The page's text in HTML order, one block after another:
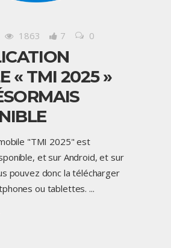
1863 7 0
« TMI 2025 »
"TMI 2025" est
et sur Android, et sur
pouvez donc la télécharger
ou tablettes.